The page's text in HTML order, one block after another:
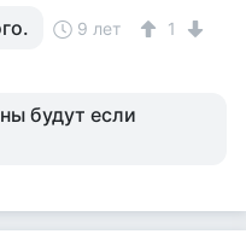
9 лет 1
будут если